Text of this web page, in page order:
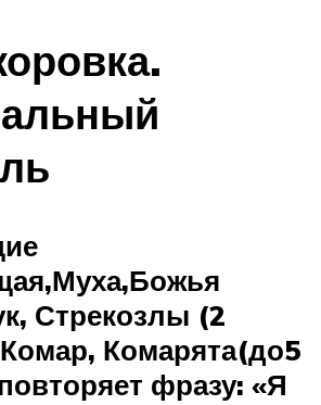
Муха,Божья
Стрекозлы (2
Комарята(до5
фразу: «Я